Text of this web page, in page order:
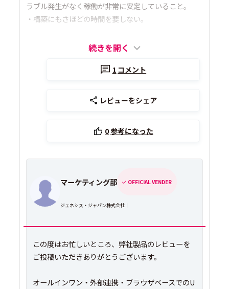
ラブル発生がなく稼働が非常に安定していること。
・構築にもさほどの時間を要しない。
続きを開く
1 コメント
レビューをシェア
0参考になった
マーケティング部 OFFICIAL VENDER
ジェネシス・ジャパン株式会社｜
この度はお忙しいところ、弊社製品のレビューを
ご投稿いただきありがとうございます。
オールインワン・外部連携・ブラウザベースでのU